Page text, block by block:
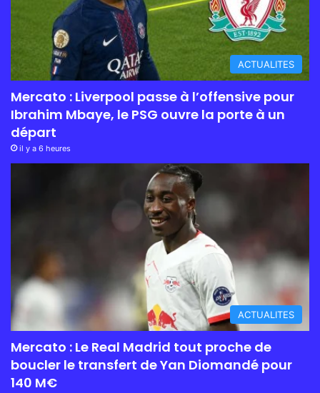
ACTUALITES
Mercato : Liverpool passe à l’offensive pour
Ibrahim Mbaye, le PSG ouvre la porte à un
départ
il y a 6 heures
ACTUALITES
Mercato : Le Real Madrid tout proche de
boucler le transfert de Yan Diomandé pour
140 M€